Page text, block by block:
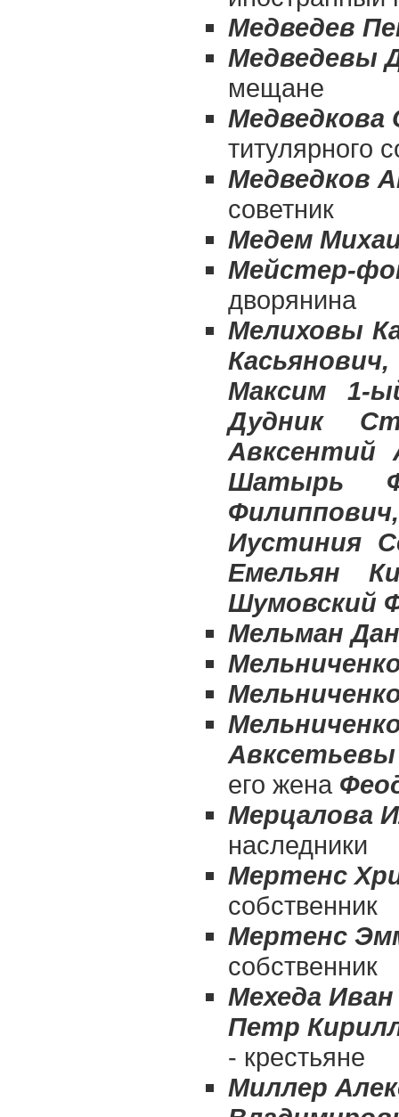
Медведев
Медведевы
мещане
Медведкова
титулярного
Медведков
советник
Медем
Мейстер-
дворянина
Мелиховы
Максим 1-
Дудник
Авксентий
Шатырь
Иустиния
Емельян
Шумовский
Мельман
его жена
Мерцалова
наследники
Мертенс
собственник
Мертенс
собственник
Мехеда
Петр
- крестьяне
Миллер